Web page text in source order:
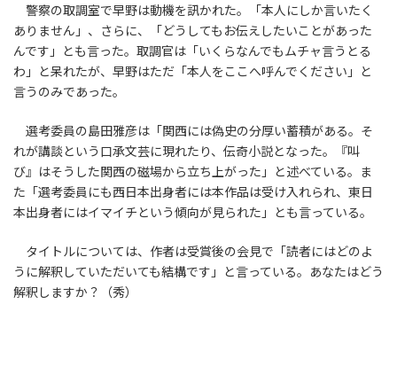
警察の取調室で早野は動機を訊かれた。「本人にしか言いたく
ありません」、さらに、「どうしてもお伝えしたいことがあった
んです」とも言った。取調官は「いくらなんでもムチャ言うとる
わ」と呆れたが、早野はただ「本人をここへ呼んでください」と
言うのみであった。
選考委員の島田雅彦は「関西には偽史の分厚い蓄積がある。そ
れが講談という口承文芸に現れたり、伝奇小説となった。『叫
び』はそうした関西の磁場から立ち上がった」と述べている。ま
た「選考委員にも西日本出身者には本作品は受け入れられ、東日
本出身者にはイマイチという傾向が見られた」とも言っている。
タイトルについては、作者は受賞後の会見で「読者にはどのよ
うに解釈していただいても結構です」と言っている。あなたはどう
解釈しますか？（秀）